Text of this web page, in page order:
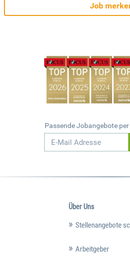
Job
Passende Jobangebote
Über Uns
Stellenangebote
Arbeitgeber